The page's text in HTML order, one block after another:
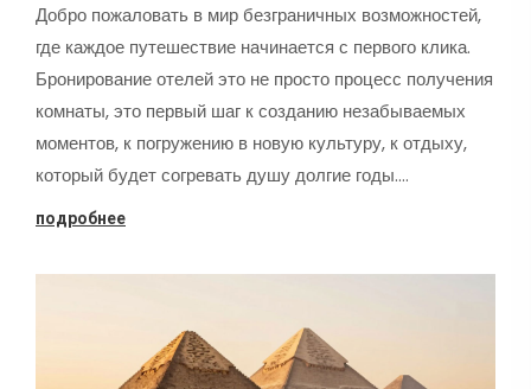
Добро пожаловать в мир безграничных возможностей,
где каждое путешествие начинается с первого клика.
Бронирование отелей это не просто процесс получения
комнаты, это первый шаг к созданию незабываемых
моментов, к погружению в новую культуру, к отдыху,
который будет согревать душу долгие годы.…
подробнее